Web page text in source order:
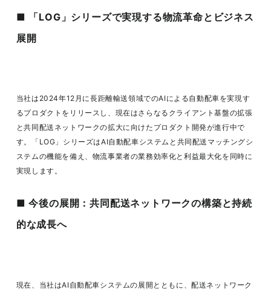
■ 「LOG」シリーズで実現する物流革命とビジネス
展開
当社は2024年12月に長距離輸送領域でのAIによる自動配車を実現す
るプロダクトをリリースし、現在はさらなるクライアント基盤の拡張
と共同配送ネットワークの拡大に向けたプロダクト開発が進行中で
す。「LOG」シリーズはAI自動配車システムと共同配送マッチングシ
ステムの機能を備え、物流事業者の業務効率化と利益最大化を同時に
実現します。
■ 今後の展開：共同配送ネットワークの構築と持続
的な成長へ
現在、当社はAI自動配車システムの展開とともに、配送ネットワーク